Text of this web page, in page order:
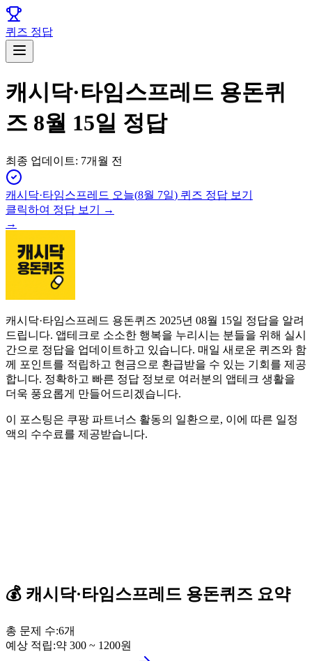
퀴즈 정답
캐시닥·타임스프레드 용돈퀴
즈 8월 15일 정답
최종 업데이트: 7개월 전
캐시닥·타임스프레드 오늘(8월 7일) 퀴즈 정답 보기
클릭하여 정답 보기 →
→
캐시닥·타임스프레드 용돈퀴즈 2025년 08월 15일 정답을 알려
드립니다. 앱테크로 소소한 행복을 누리시는 분들을 위해 실시
간으로 정답을 업데이트하고 있습니다. 매일 새로운 퀴즈와 함
께 포인트를 적립하고 현금으로 환급받을 수 있는 기회를 제공
합니다. 정확하고 빠른 정답 정보로 여러분의 앱테크 생활을
더욱 풍요롭게 만들어드리겠습니다.
이 포스팅은 쿠팡 파트너스 활동의 일환으로, 이에 따른 일정
액의 수수료를 제공받습니다.
💰 캐시닥·타임스프레드 용돈퀴즈 요약
총 문제 수:6개
예상 적립:약 300 ~ 1200원